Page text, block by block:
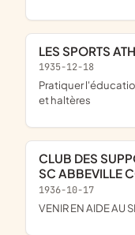
LES SPORTS
1935-12-18
pratiquer l'éducation physique les sports de lutte poids
et haltères
CLUB DES SUPPORTERS ET D'ANIMATION DU
SC ABBEVILLE
1936-10-17
VENIR EN AIDE